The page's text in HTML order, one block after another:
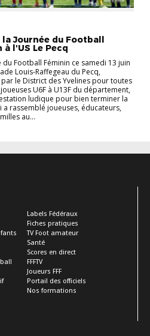
la Journée du Football
à l'US Le Pecq
du Football Féminin ce samedi 13 juin
Louis-Raffegeau du Pecq,
le District des Yvelines pour toutes
U6F à U13F du département,
ludique pour bien terminer la
a rassemblé joueuses, éducateurs,
au...
Labels Fédéraux
Fiches pratiques
TV Foot amateur
Santé
Scores en direct
FFFTV
Joueurs FFF
Portail des officiels
Nos formations